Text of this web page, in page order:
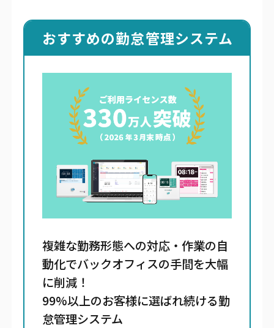
おすすめの勤怠管理システム
複雑な勤務形態への対応・作業の自
動化でバックオフィスの手間を大幅
に削減！
99%以上のお客様に選ばれ続ける勤
怠管理システム